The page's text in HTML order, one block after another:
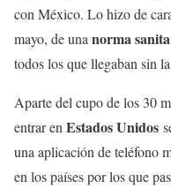
con México. Lo hizo de
mayo, de una norma
todos los que llegaban sin
Aparte del cupo de los 30
entrar en Estados Unidos
una aplicación de teléfono
en los países por los que